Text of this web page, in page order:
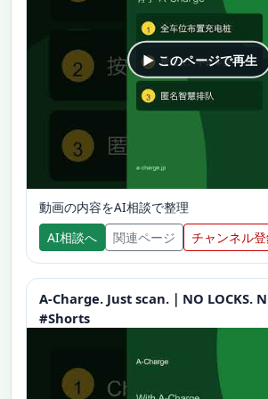
▶ このページで再生
動画の内容をAI相談で整理
AI相談へ
関連ページ チャンネル
A-Charge. Just scan.｜NO LOCKS.
#Shorts